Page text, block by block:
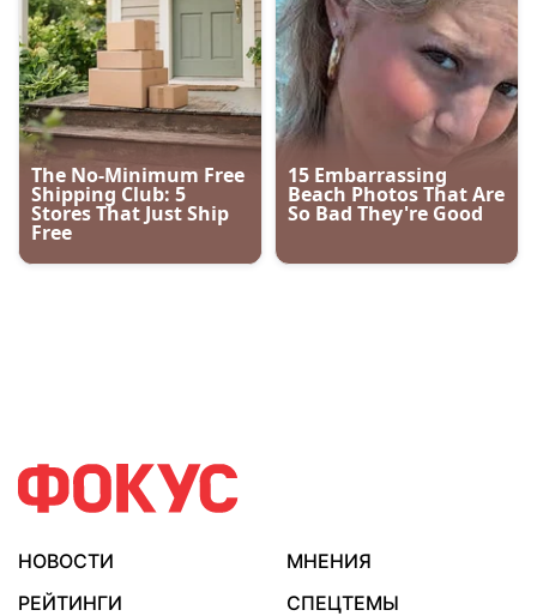
НОВОСТИ
МНЕНИЯ
РЕЙТИНГИ
СПЕЦТЕМЫ